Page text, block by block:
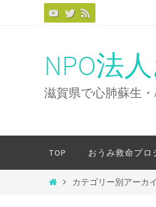
キ
プ
NPO法
滋賀県で心肺蘇生・
テ
TOP おうみ救命プロ
ホ
カテゴリー別アーカ